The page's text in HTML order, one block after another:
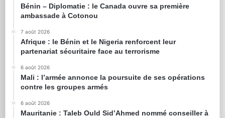
Bénin – Diplomatie : le Canada ouvre sa première
ambassade à Cotonou
7 août 2026
Afrique : le Bénin et le Nigeria renforcent leur
partenariat sécuritaire face au terrorisme
6 août 2026
Mali : l’armée annonce la poursuite de ses opérations
contre les groupes armés
6 août 2026
Mauritanie : Taleb Ould Sid’Ahmed nommé conseiller à